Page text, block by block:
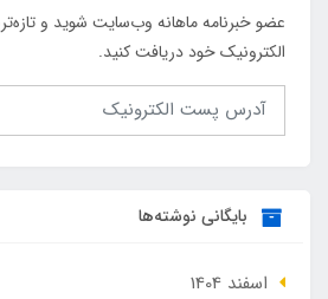
عضو خبرنامه ماهانه وب‌سایت شوید و
الکترونیک خود دریافت کنید.
بایگانی نوشته‌ها
اسفند 1404